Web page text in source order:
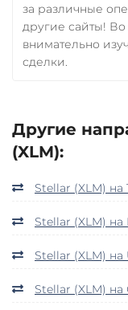
за различные
другие сайты!
внимательно
сделки.
Другие
(XLM):
Stellar (XLM) на
Stellar (XLM)
Stellar (XLM) на
Stellar (XLM)